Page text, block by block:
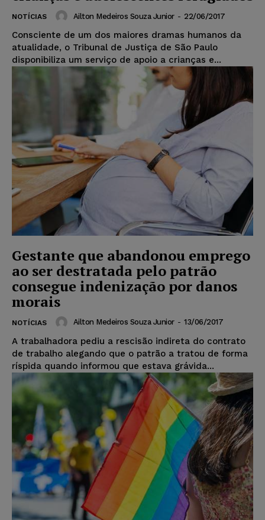
NOTÍCIAS Ailton Medeiros Souza Junior - 22/06/2017
Consciente de um dos maiores dramas humanos da
atualidade, o Tribunal de Justiça de São Paulo
disponibiliza um serviço de apoio a crianças e...
Gestante que abandonou emprego
ao ser destratada pelo patrão
consegue indenização por danos
morais
NOTÍCIAS Ailton Medeiros Souza Junior - 13/06/2017
A trabalhadora pediu a rescisão indireta do contrato
de trabalho alegando que o patrão a tratou de forma
ríspida quando informou que estava grávida...